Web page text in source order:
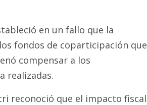
en un fallo que la
fondos de coparticipación que
compensar a los
realizadas.
reconoció que el impacto fiscal